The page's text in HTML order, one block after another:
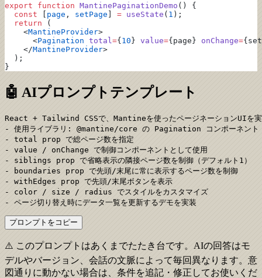
export function MantinePaginationDemo () {
  const
[ page , setPage ] = useState ( 1 );
  return
(
    <
MantineProvider>
      <
Pagination total ={10} value={page} onChange=
    </
MantineProvider>
  );
}
🤖 AIプロンプトテンプレート
React + Tailwind CSSで、Mantineを使ったページネーションUIを実
- 使用ライブラリ: @mantine/core の Pagination コンポーネント
- total prop で総ページ数を指定
- value / onChange で制御コンポーネントとして使用
- siblings prop で省略表示の隣接ページ数を制御（デフォルト1）
- boundaries prop で先頭/末尾に常に表示するページ数を制御
- withEdges prop で先頭/末尾ボタンを表示
- color / size / radius でスタイルをカスタマイズ
- ページ切り替え時にデータ一覧を更新するデモを実装
プロンプトをコピー
⚠️ このプロンプトはあくまでたたき台です。AIの回答はモ
デルやバージョン、会話の文脈によって毎回異なります。意
図通りに動かない場合は、条件を追記・修正してお使いくだ